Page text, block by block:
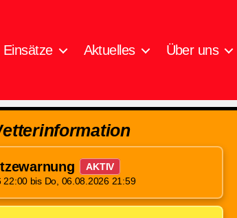
Einsätze Aktuelles Über uns
AKTIV
22:00 bis Do, 06.08.2026 21:59